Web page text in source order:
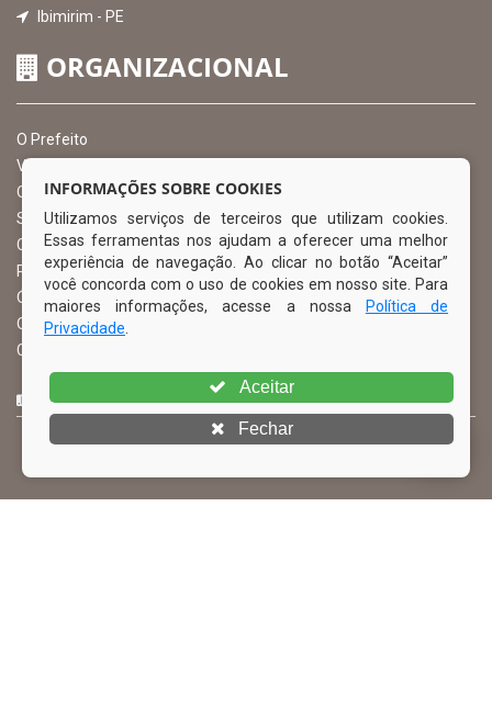
Ibimirim - PE
ORGANIZACIONAL
O Prefeito
Vice Prefeito
Ouvidoria Municipal
Serviço de Informação ao Cidadão – SIC
Chefe de Gabinete
Procuradoria Geral
Órgão de Controle Interno
Organograma
Comissão Permanente de Licitação – CPL
CURTA NOSSA FAN PAGE
INFORMAÇÕES SOBRE COOKIES
Utilizamos serviços de terceiros que utilizam cookies.
Essas ferramentas nos ajudam a oferecer uma melhor
experiência de navegação. Ao clicar no botão “Aceitar”
você concorda com o uso de cookies em nosso site. Para
maiores informações, acesse a nossa
Política de
Privacidade
Aceitar
Fechar